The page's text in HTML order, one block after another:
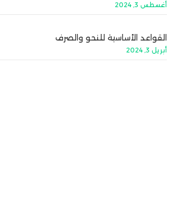
أغسطس 3, 2024
القواعد الأساسية للنحو والصرف
أبريل 3, 2024